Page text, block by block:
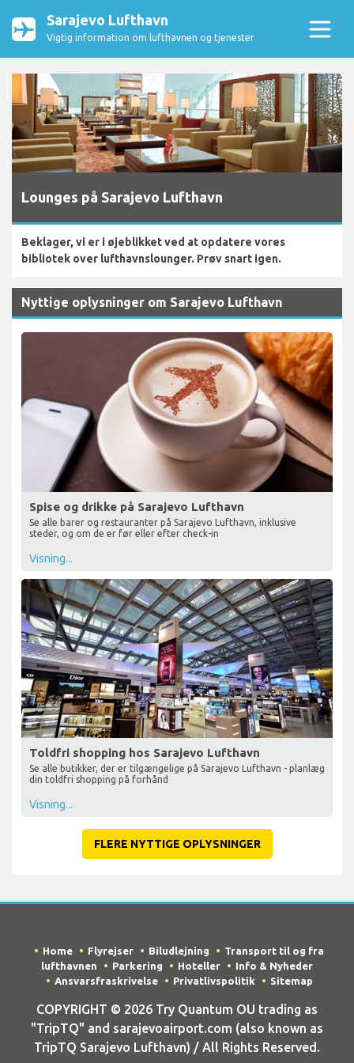
Sarajevo Lufthavn
Vigtig information om lufthavnen og tjenester
Lounges på Sarajevo Lufthavn
Beklager, vi er i øjeblikket ved at opdatere vores
bibliotek over lufthavnslounger. Prøv snart igen.
Nyttige oplysninger om Sarajevo Lufthavn
Spise og drikke på Sarajevo Lufthavn
Se alle barer og restauranter på Sarajevo Lufthavn, inklusive
steder, og om de er før eller efter check-in
Visning...
Toldfri shopping hos Sarajevo Lufthavn
Se alle butikker, der er tilgængelige på Sarajevo Lufthavn - planlæg
din toldfri shopping på forhånd
Visning...
FLERE NYTTIGE OPLYSNINGER
Home Flyrejser Biludlejning
Transport til og fra
lufthavnen
Parkering Hoteller
Info & Nyheder
Ansvarsfraskrivelse
Privatlivspolitik Sitemap
COPYRIGHT © 2026 Try Quantum OU trading as
"TripTQ" and sarajevoairport.com (also known as
TripTQ Sarajevo Lufthavn) / All Rights Reserved.